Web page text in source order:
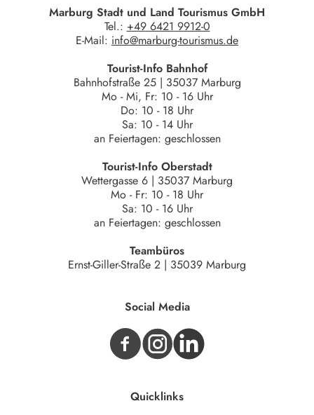
Marburg Stadt und Land Tourismus GmbH
Tel.: +49 6421 9912-0
E-Mail: info@marburg-tourismus.de
Tourist-Info Bahnhof
Bahnhofstraße 25 | 35037 Marburg
Mo - Mi, Fr: 10 - 16 Uhr
Do: 10 - 18 Uhr
Sa: 10 - 14 Uhr
an Feiertagen: geschlossen
Tourist-Info Oberstadt
Wettergasse 6 | 35037 Marburg
Mo - Fr: 10 - 18 Uhr
Sa: 10 - 16 Uhr
an Feiertagen: geschlossen
Teambüros
Ernst-Giller-Straße 2 | 35039 Marburg
Social Media
Quicklinks